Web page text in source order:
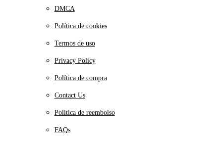
DMCA
Política de cookies
Termos de uso
Privacy Policy
Política de compra
Contact Us
Politica de reembolso
FAQs